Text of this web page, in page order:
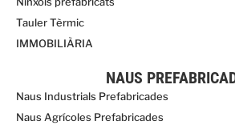
Tauler Tèrmic
IMMOBILIÀRIA
NAUS
Naus Industrials Prefabricades
Naus Agrícoles Prefabricades